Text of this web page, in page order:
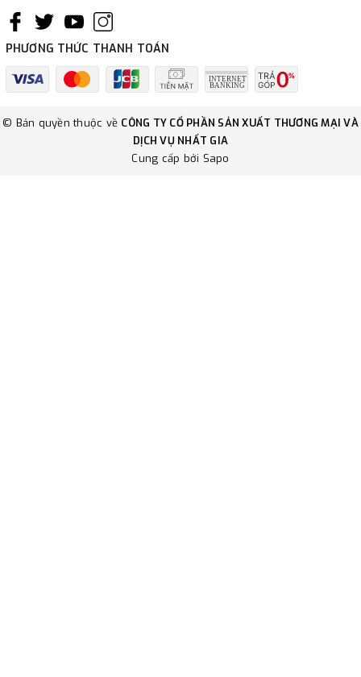
PHƯƠNG THỨC THANH TOÁN
© Bản quyền thuộc về CÔNG TY CỔ PHẦN SẢN XUẤT THƯƠNG MẠI VÀ
DỊCH VỤ NHẤT GIA
Cung cấp bởi Sapo